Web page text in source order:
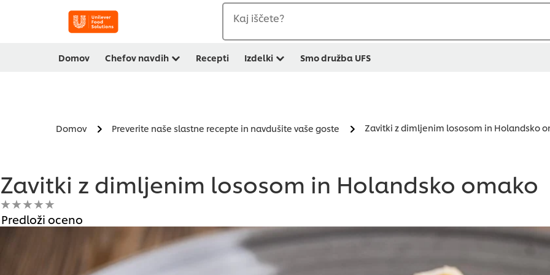
Kaj iščete?
Domov Chefov navdih Recepti Izdelki Smo družba UFS
Domov Preverite naše slastne recepte in navdušite vaše goste Zavitki z dimljenim lososom in Holandsko
Zavitki z dimljenim lososom in Holandsko omako
Za
Predloži oceno